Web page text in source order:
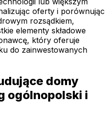
oferty i porównując
rozsądkiem,
elementy składowe
który oferuje
do zainwestowanych
domy
ogólnopolski i